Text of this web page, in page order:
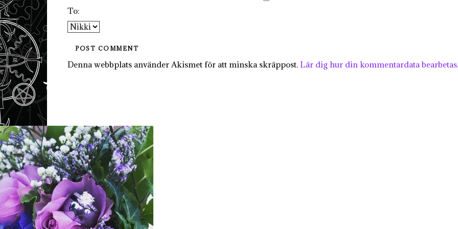
To:
Denna webbplats använder Akismet för att minska skräppost. Lär dig hur din kommentardata bearbetas.